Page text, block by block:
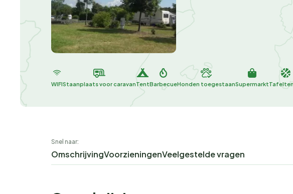
WIFIStaanplaats voor caravanTentBarbecueHonden toegestaanSupermarkt
Snel naar:
OmschrijvingVoorzieningenVeelgestelde vragen